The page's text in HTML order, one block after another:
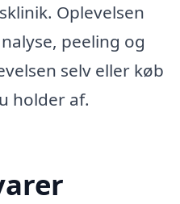
Oplevelsen
peeling og
selv eller køb
holder af.